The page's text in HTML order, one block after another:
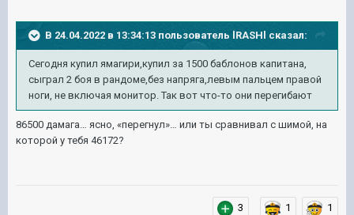
В 24.04.2022 в 13:34:13 пользователь lRASHl сказал:
Сегодня купил ямагири,купил за 1500 баблонов капитана,
сыграл 2 боя в рандоме,без напряга,левым пальцем правой
ноги, не включая монитор. Так вот что-то они перегибают
86500 дамага… ясно, «перегнул»… или ты сравнивал с шимой, на
которой у тебя 46172?
3 1 1